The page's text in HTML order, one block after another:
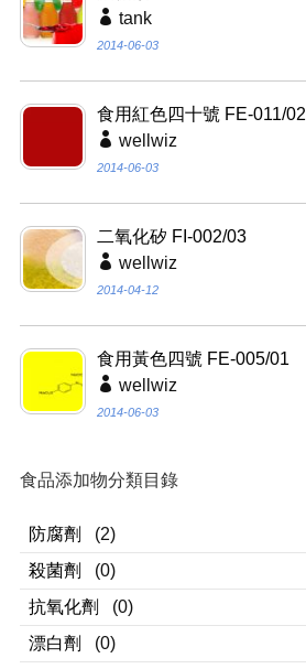
tank
2014-06-03
食用紅色四十號 FE-011/02
wellwiz
2014-06-03
二氧化矽 FI-002/03
wellwiz
2014-04-12
食用黃色四號 FE-005/01
wellwiz
2014-06-03
食品添加物分類目錄
防腐劑
(2)
殺菌劑
(0)
抗氧化劑
(0)
漂白劑
(0)